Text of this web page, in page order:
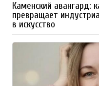
Каменский авангард:
превращает
в искусство